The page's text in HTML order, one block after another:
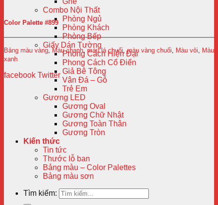
Combo Nội Thất
Phòng Ngủ
Phòng Khách
Phòng Bếp
Giấy Dán Tường
Phong Cách Hiện Đại
Phong Cách Cổ Điển
Giả Bê Tông
Vân Đá – Gỗ
Trẻ Em
Gương LED
Gương Oval
Gương Chữ Nhật
Gương Toàn Thân
Gương Tròn
Kiến thức
Tin tức
Thước lỗ ban
Bảng màu – Color Palettes
Bảng màu sơn
Tìm kiếm:
Color Palette #899
Bảng màu vàng, Màu chanh, màu lá chuối,màu vàng chuối, Màu vôi, Màu
xanh
facebook Twitter